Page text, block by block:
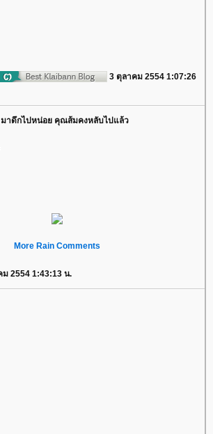
3 ตุลาคม 2554 1:07:26
าดึกไปหน่อย คุณส้มคงหลับไปแล้ว
More Rain Comments
ม 2554 1:43:13 น.